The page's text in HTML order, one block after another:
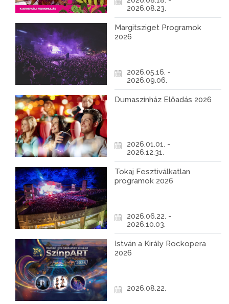
2026.08.23.
Margitsziget Programok
2026
2026.05.16. -
2026.09.06.
Dumaszínház Előadás 2026
2026.01.01. -
2026.12.31.
Tokaj Fesztiválkatlan
programok 2026
2026.06.22. -
2026.10.03.
István a Király Rockopera
2026
2026.08.22.